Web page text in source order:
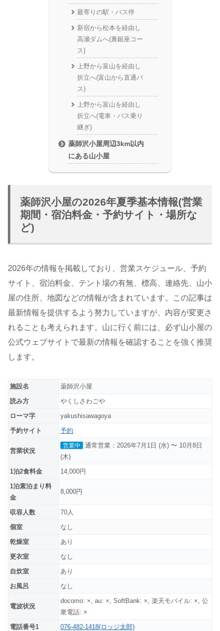
最寄りの駅・バス停
新宿から松本を経由し
高瀬ダムへ(裏銀座コー
ス)
上野から富山を経由し
折立へ(富山から直通バ
ス)
上野から富山を経由し
折立へ(電車・バス乗り
継ぎ)
薬師沢小屋周辺3km以内
にある山小屋
薬師沢小屋の2026年夏季基本情報(営業
期間・宿泊料金・予約サイト・場所な
ど)
2026年の情報を掲載しており、営業スケジュール、予約
サイト、宿泊料金、テント場の有無、標高、連絡先、山小
屋の住所、地図などの情報が含まれています。この記事は
最新情報を提供するよう努力していますが、内容が変更さ
れることも考えられます。山に行く前には、必ず山小屋の
公式ウェブサイトで最新の情報を確認することを強く推奨
します。
施設名
薬師沢小屋
読み方
やくしさわごや
ローマ字
yakushisawagoya
予約サイト
予約
営業状況
営業中
通常営業：2026年7月1日 (水) 〜 10月8日
(木)
1泊2食料金
14,000円
1泊素泊まり料
金
8,000円
収容人数
70人
個室
なし
乾燥室
あり
更衣室
なし
自炊室
あり
お風呂
なし
電波状況
docomo: ×, au: ×, SoftBank: ×, 楽天モバイル: ×, 公
衆電話: ×
電話番号1
076-482-1418(ロッジ太郎)